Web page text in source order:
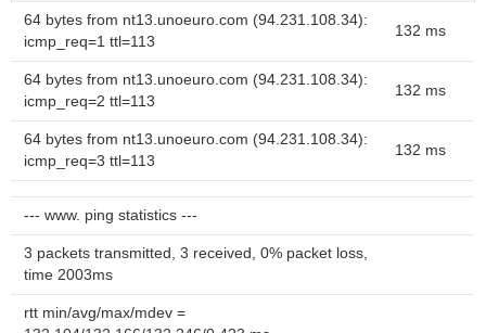
64 bytes from nt13.unoeuro.com (94.231.108.34):
icmp_req=1 ttl=113
132 ms
64 bytes from nt13.unoeuro.com (94.231.108.34):
icmp_req=2 ttl=113
132 ms
64 bytes from nt13.unoeuro.com (94.231.108.34):
icmp_req=3 ttl=113
132 ms
--- www. ping statistics ---
3 packets transmitted, 3 received, 0% packet loss,
time 2003ms
rtt min/avg/max/mdev =